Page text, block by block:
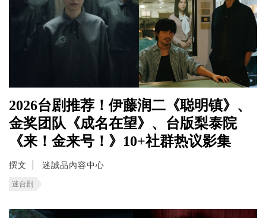
2026台剧推荐！伊藤润二《聪明镇》、
金奖团队《成名在望》、台版梨泰院
《来！金来号！》10+社群热议影集
撰文 迷誠品內容中心
迷台剧